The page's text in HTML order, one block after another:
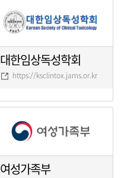
대한임상독성학회
https://ksclintox.jams.or.kr
여성가족부